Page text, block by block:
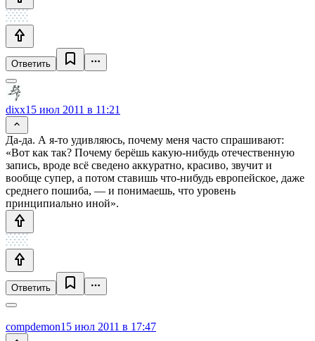
Ответить
dixx15 июл 2011 в 11:21
Да-да. А я-то удивляюсь, почему меня часто спрашивают:
«Вот как так? Почему берёшь какую-нибудь отечественную
запись, вроде всё сведено аккуратно, красиво, звучит и
вообще супер, а потом ставишь что-нибудь европейское, даже
среднего пошиба, — и понимаешь, что уровень
принципиально иной».
Ответить
compdemon15 июл 2011 в 17:47